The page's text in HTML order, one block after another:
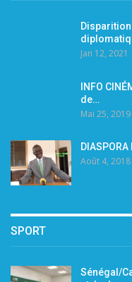
Jan 12, 2021
INFO
de…
Mai 25, 2019
DIASPORA
Août 4, 2018
SPORT
Sénégal/